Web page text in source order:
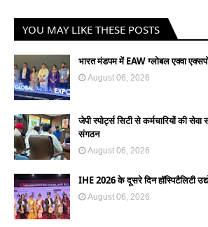
YOU MAY LIKE THESE POSTS
भारत मंडपम में EAW ग्लोबल एक्वा
August 06, 2026
जेपी स्पोर्ट्स सिटी से कर्मचारियों की
संगठन
August 06, 2026
IHE 2026 के दूसरे दिन हॉस्पिटैलिटी
August 06, 2026